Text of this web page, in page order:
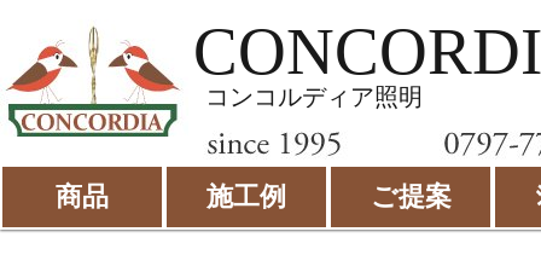
コンコルディア照明
商品 施工例 ご提案